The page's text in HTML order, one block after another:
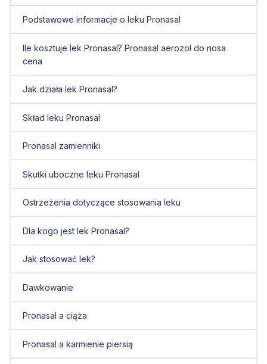
Podstawowe informacje o leku Pronasal
Ile kosztuje lek Pronasal? Pronasal aerozol do nosa
cena
Jak działa lek Pronasal?
Skład leku Pronasal
Pronasal zamienniki
Skutki uboczne leku Pronasal
Ostrzeżenia dotyczące stosowania leku
Dla kogo jest lek Pronasal?
Jak stosować lek?
Dawkowanie
Pronasal a ciąża
Pronasal a karmienie piersią